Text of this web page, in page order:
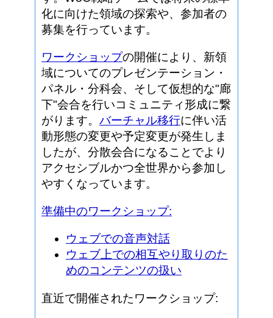
化に向けた領域の探索や、参加者の
募集を行っています。
ワークショップの開催により、新領
域についてのプレゼンテーション・
パネル・分科会、そして仮想的な"廊
下"会合を行いコミュニティ形成に繋
がります。 バーチャル移行に伴い活
動形態の変更や予定変更が発生しま
したが、分散会合になることでより
アクセシブルかつ全世界から参加し
やすくなっています。
準備中のワークショップ:
ウェブでの音声対話
ウェブ上での相互やり取りのた
めのコンテンツの扱い
直近で開催されたワークショップ: